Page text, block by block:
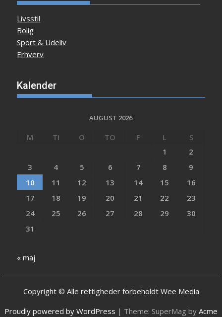
Livsstil
Bolig
Sport & Udeliv
Erhverv
Kalender
AUGUST 2026
M TI O TO F L
S
1
2
3
4 5 6 7 8
9
10
11 12 13 14 15
16
17
18 19 20 21 22
23
24
25 26 27 28 29
30
31
« maj
Copyright © Alle rettigheder forbeholdt Wee Media
Proudly powered by WordPress | Theme: SuperMag by Acme